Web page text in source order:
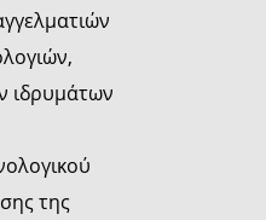
ιδρυμάτων
της